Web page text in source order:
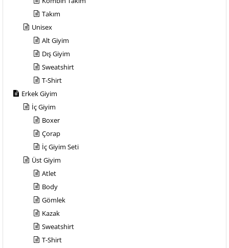
Takım
Unisex
Alt Giyim
Dış Giyim
Sweatshirt
T-Shirt
Erkek Giyim
İç Giyim
Boxer
Çorap
İç Giyim Seti
Üst Giyim
Atlet
Body
Gömlek
Kazak
Sweatshirt
T-Shirt